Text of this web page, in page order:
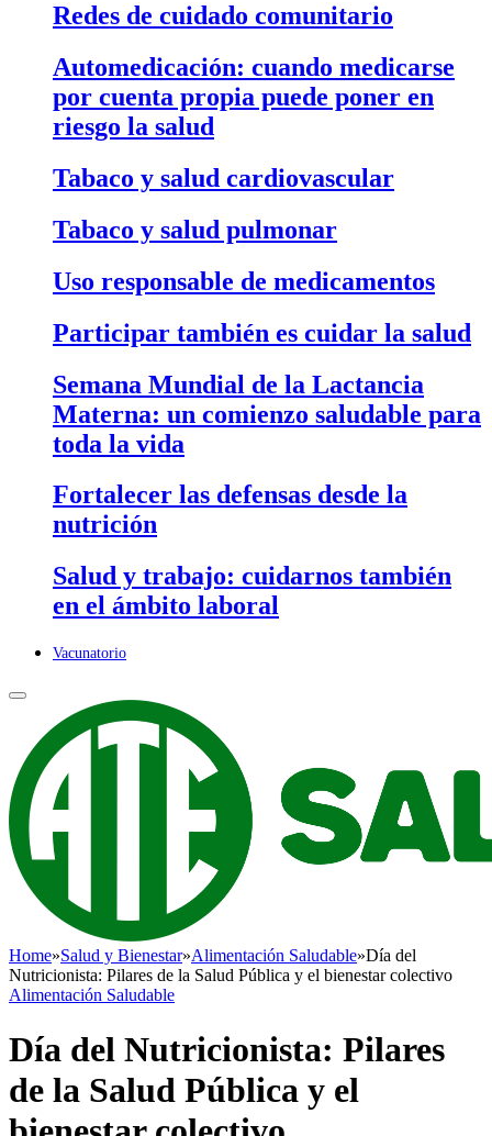
Redes de cuidado comunitario
Automedicación: cuando medicarse
por cuenta propia puede poner en
riesgo la salud
Tabaco y salud cardiovascular
Tabaco y salud pulmonar
Uso responsable de medicamentos
Participar también es cuidar la salud
Semana Mundial de la Lactancia
Materna: un comienzo saludable para
toda la vida
Fortalecer las defensas desde la
nutrición
Salud y trabajo: cuidarnos también
en el ámbito laboral
Vacunatorio
Home»Salud y Bienestar»Alimentación Saludable»Día del
Nutricionista: Pilares de la Salud Pública y el bienestar colectivo
Alimentación Saludable
Día del Nutricionista: Pilares
de la Salud Pública y el